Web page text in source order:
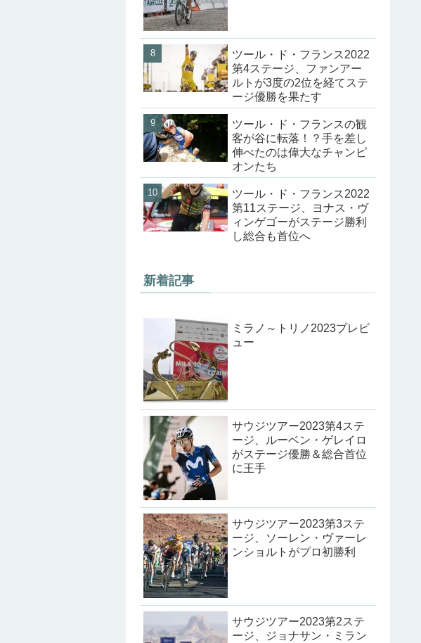
ツール・ド・フランス2022
第4ステージ、ファンアー
ルトが3度の2位を経てステ
ージ優勝を果たす
ツール・ド・フランスの観
客が谷に転落！？手を差し
伸べたのは偉大なチャンピ
オンたち
ツール・ド・フランス2022
第11ステージ、ヨナス・ヴ
ィンゲゴーがステージ勝利
し総合も首位へ
新着記事
ミラノ～トリノ2023プレビ
ュー
サウジツアー2023第4ステ
ージ、ルーベン・ゲレイロ
がステージ優勝＆総合首位
に王手
サウジツアー2023第3ステ
ージ、ソーレン・ヴァーレ
ンショルトがプロ初勝利
サウジツアー2023第2ステ
ージ、ジョナサン・ミラン